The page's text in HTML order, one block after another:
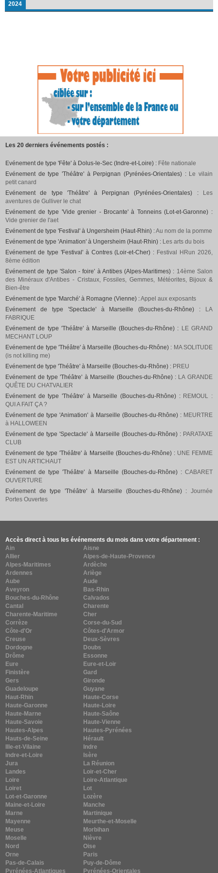
2024
Les 20 derniers événements postés :
Evénement de type 'Fête' à Dolus-le-Sec (Indre-et-Loire) : Fête nationale
Evénement de type 'Théâtre' à Perpignan (Pyrénées-Orientales) : Le vilain
petit canard
Evénement de type 'Théâtre' à Perpignan (Pyrénées-Orientales) :
Les
aventures de Gulliver le chat
Evénement de type 'Vide grenier - Brocante' à Tonneins (Lot-et-Garonne) :
Vide grenier de l'aet
Evénement de type 'Festival' à Ungersheim (Haut-Rhin) :Au nom de la pomme
Evénement de type 'Animation' à Ungersheim (Haut-Rhin) : Les arts du bois
Evénement de type 'Festival' à Contres (Loir-et-Cher) : Festival HRun 2026,
8ème édition
Evénement de type 'Salon - foire' à Antibes (Alpes-Maritimes) : 14ème Salon
des Minéraux d'Antibes - Cristaux, Fossiles, Gemmes, Météorites, Bijoux &
Bien-être
Evénement de type 'Marché' à Romagne (Vienne) :Appel aux exposants
Evénement de type 'Spectacle' à Marseille (Bouches-du-Rhône) :
LA
FABRIQUE
Evénement de type 'Théâtre' à Marseille (Bouches-du-Rhône) : LE GRAND
MECHANT LOUP
Evénement de type 'Théâtre' à Marseille (Bouches-du-Rhône) : MA SOLITUDE
(is not killing me)
Evénement de type 'Théâtre' à Marseille (Bouches-du-Rhône) : PREU
Evénement de type 'Théâtre' à Marseille (Bouches-du-Rhône) : LA GRANDE
QUÊTE DU CHATVALIER
Evénement de type 'Théâtre' à Marseille (Bouches-du-Rhône) : REMOUL :
QUI A FAIT ÇA ?
Evénement de type 'Animation' à Marseille (Bouches-du-Rhône) : MEURTRE
à HALLOWEEN
Evénement de type 'Spectacle' à Marseille (Bouches-du-Rhône) : PARATAXE
CLUB
Evénement de type 'Théâtre' à Marseille (Bouches-du-Rhône) : UNE FEMME
EST UN ARTICHAUT
Evénement de type 'Théâtre' à Marseille (Bouches-du-Rhône) : CABARET
OUVERTURE
Evénement de type 'Théâtre' à Marseille (Bouches-du-Rhône) : Journée
Portes Ouvertes
Accès direct à tous les événements du mois dans votre département :
Ain
Aisne
Allier
Alpes-de-Haute-Provence
Alpes-Maritimes
Ardèche
Ardennes
Ariège
Aube
Aude
Aveyron
Bas-Rhin
Bouches-du-Rhône
Calvados
Cantal
Charente
Charente-Maritime
Cher
Corrèze
Corse-du-Sud
Côte-d'Or
Côtes-d'Armor
Creuse
Deux-Sèvres
Dordogne
Doubs
Drôme
Essonne
Eure
Eure-et-Loir
Finistère
Gard
Gers
Gironde
Guadeloupe
Guyane
Haut-Rhin
Haute-Corse
Haute-Garonne
Haute-Loire
Haute-Marne
Haute-Saône
Haute-Savoie
Haute-Vienne
Hautes-Alpes
Hautes-Pyrénées
Hauts-de-Seine
Hérault
Ille-et-Vilaine
Indre
Indre-et-Loire
Isère
Jura
La Réunion
Landes
Loir-et-Cher
Loire
Loire-Atlantique
Loiret
Lot
Lot-et-Garonne
Lozère
Maine-et-Loire
Manche
Marne
Martinique
Mayenne
Meurthe-et-Moselle
Meuse
Morbihan
Moselle
Nièvre
Nord
Oise
Orne
Paris
Pas-de-Calais
Puy-de-Dôme
Pyrénées-Atlantiques
Pyrénées-Orientales